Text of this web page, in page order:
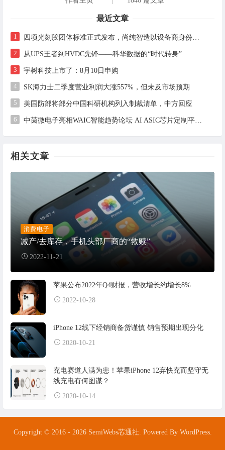
最近文章
1 四项光刻胶团体标准正式发布，尚纯智造以设备商身份跻身标准起草席
2 从UPS王者到HVDC先锋——科华数据的“时代转身”
3 宇树科技上市了：8月10日申购
4 SK海力士二季度营业利润大涨557%，但未及市场预期
5 美国防部将部分中国科研机构列入制裁清单，中方回应
6 中茵微电子亮相WAIC智能趋势论坛 AI ASIC芯片定制平台赋能工业AI落地
相关文章
消费电子
减产/去库存，手机头部厂商的“救赎”
2022-11-21
苹果公布2022年Q4财报，营收增长约增长8%
2022-10-28
iPhone 12线下经销商备货谨慎 销售预期出现分化
2020-10-21
充电赛道人满为患！苹果iPhone 12弃快充而坚守无
线充电有何图谋？
2020-10-14
Copyright © 2016 - 2026 SemiWebs芯通社. Powered By WordPress.